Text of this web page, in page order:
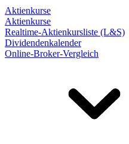
Aktienkurse
Aktienkurse
Realtime-Aktienkursliste (L&S)
Dividendenkalender
Online-Broker-Vergleich